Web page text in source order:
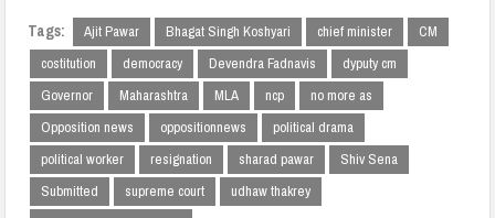
Tags: Ajit Pawar Bhagat Singh Koshyari chief minister
CM
costitution
democracy Devendra Fadnavis
dyputy cm
Governor
Maharashtra MLA ncp
no more as
Opposition news
oppositionnews
political drama
political worker
resignation sharad pawar
Shiv Sena
Submitted
supreme court
udhaw thakrey